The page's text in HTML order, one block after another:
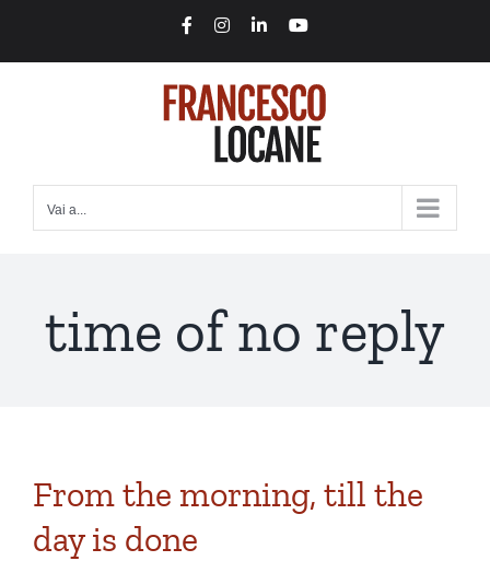
FacebookInstagram
LinkedInYouTube
Vai a...
time of no reply
From the morning, till the
day is done